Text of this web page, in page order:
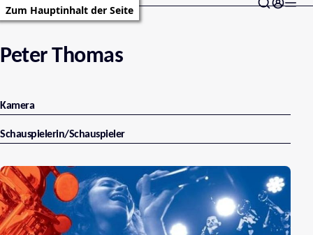
Zum Hauptinhalt der Seite
Peter Thomas
Kamera
Schauspielerin/Schauspieler